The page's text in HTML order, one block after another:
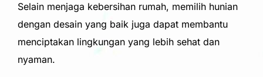
Selain menjaga kebersihan rumah, memilih hunian
dengan desain yang baik juga dapat membantu
menciptakan lingkungan yang lebih sehat dan
nyaman.